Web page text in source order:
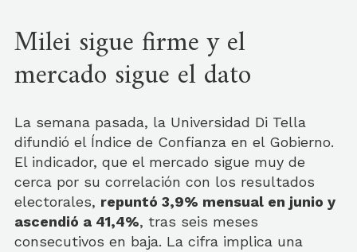
Milei sigue firme y el
mercado sigue el dato
La semana pasada, la Universidad Di Tella
difundió el Índice de Confianza en el Gobierno.
El indicador, que el mercado sigue muy de
cerca por su correlación con los resultados
electorales, repuntó 3,9% mensual en junio y
ascendió a 41,4%, tras seis meses
consecutivos en baja. La cifra implica una